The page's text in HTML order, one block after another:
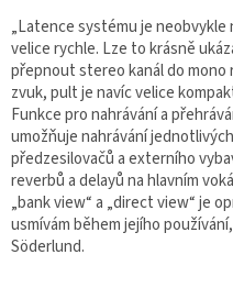
„Latence systému je neobvykle
velice rychle. Lze to krásně
přepnout stereo kanál do
zvuk, pult je navíc velice
Funkce pro nahrávání a
umožňuje nahrávání
předzesilovačů a externího
reverbů a delayů na hlavním
„bank view“ a „direct view“ je
usmívám během jejího
Söderlund.